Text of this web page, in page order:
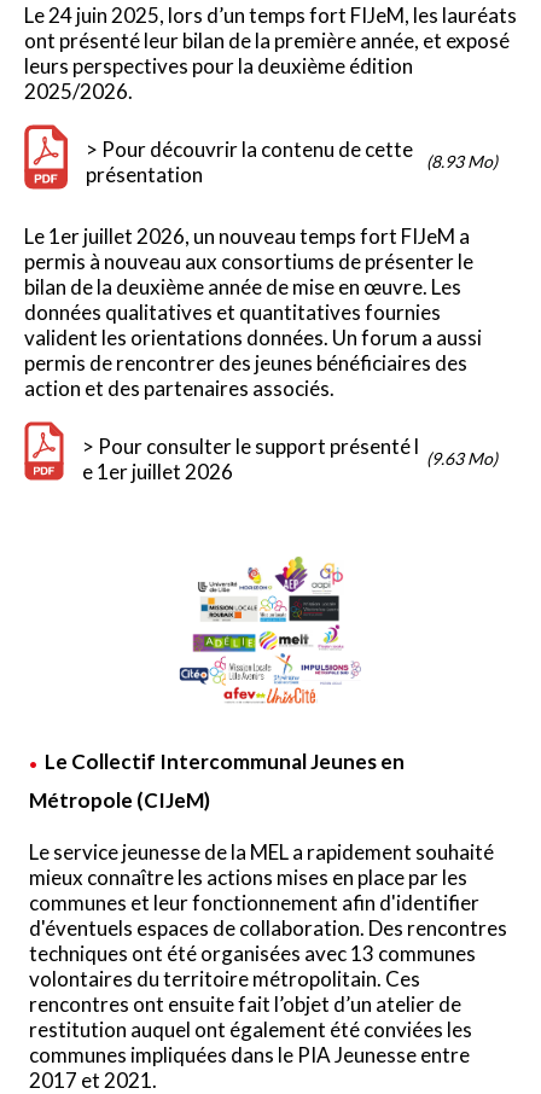
Le 24 juin 2025, lors d’un temps fort FIJeM, les lauréats
ont présenté leur bilan de la première année, et exposé
leurs perspectives pour la deuxième édition
2025/2026.
> Pour découvrir la contenu de cette
présentation
(8.93 Mo)
Le 1er juillet 2026, un nouveau temps fort FIJeM a
permis à nouveau aux consortiums de présenter le
bilan de la deuxième année de mise en œuvre. Les
données qualitatives et quantitatives fournies
valident les orientations données. Un forum a aussi
permis de rencontrer des jeunes bénéficiaires des
action et des partenaires associés.
> Pour consulter le support présenté l
e 1er juillet 2026
(9.63 Mo)
Le Collectif Intercommunal Jeunes en
Métropole (CIJeM)
Le service jeunesse de la MEL a rapidement souhaité
mieux connaître les actions mises en place par les
communes et leur fonctionnement afin d'identifier
d'éventuels espaces de collaboration. Des rencontres
techniques ont été organisées avec 13 communes
volontaires du territoire métropolitain. Ces
rencontres ont ensuite fait l’objet d’un atelier de
restitution auquel ont également été conviées les
communes impliquées dans le PIA Jeunesse entre
2017 et 2021.